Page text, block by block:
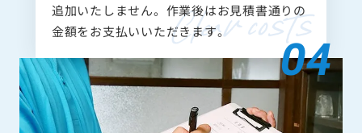
追加いたしません。作業後はお見積書通りの
金額をお支払いいただきます。